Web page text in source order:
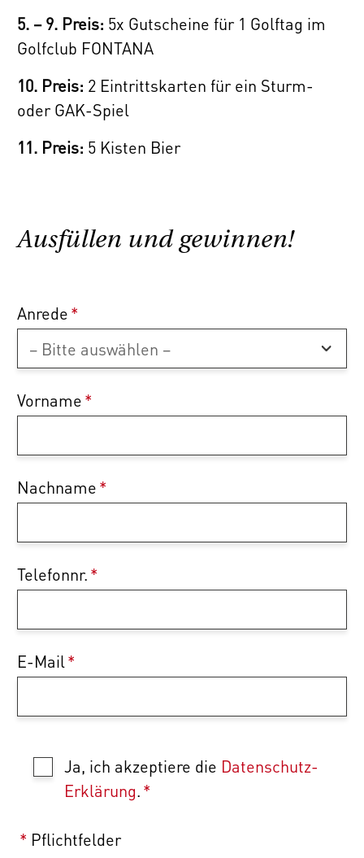
5. – 9. Preis: 5x Gutscheine für 1 Golftag im
Golfclub FONTANA
10. Preis: 2 Eintrittskarten für ein Sturm-
oder GAK-Spiel
11. Preis: 5 Kisten Bier
Ausfüllen und gewinnen!
Anrede*
Vorname*
Nachname*
Telefonnr.*
E-Mail*
Ja, ich akzeptiere die Datenschutz-
Erklärung.*
* Pflichtfelder